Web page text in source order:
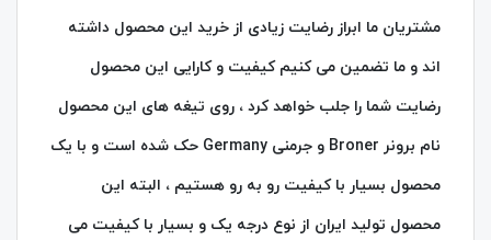
مشتریان ما ابراز رضایت زیادی از خرید این محصول داشته
اند و ما تضمین می کنیم کیفیت و کارایی این محصول
رضایت شما را جلب خواهد کرد ، روی تیغه های این محصول
نام برونر Broner و جرمنی Germany حک شده است و با یک
محصول بسیار با کیفیت رو به رو هستیم ، البته این
محصول تولید ایران از نوع درجه یک و بسیار با کیفیت می